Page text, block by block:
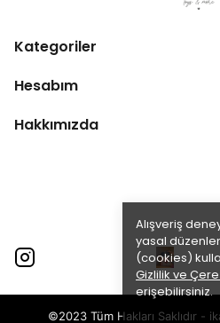
Alışveriş
yasal
(cookies)
Gizlilik ve
erişebilirsiniz.
Kategoriler
Hesabım
Hakkımızda
©2023 Tüm Hakları Saklıdır -